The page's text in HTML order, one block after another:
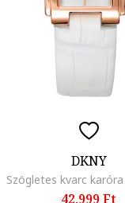
DKNY
42.999 Ft